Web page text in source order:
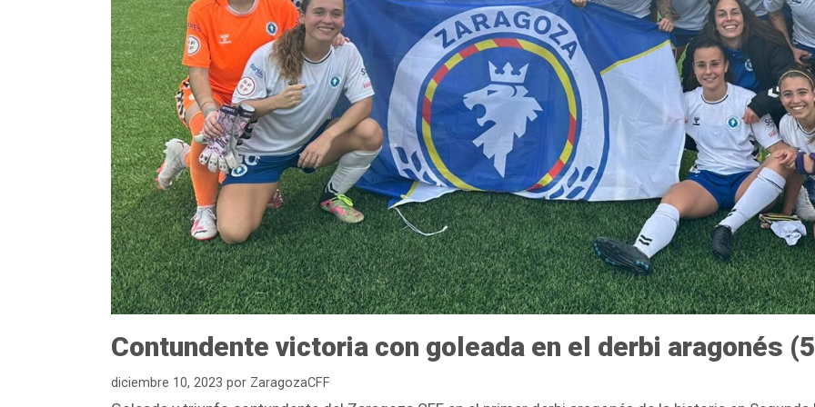
Contundente victoria con goleada en el derbi aragonés
diciembre 10, 2023 por ZaragozaCFF